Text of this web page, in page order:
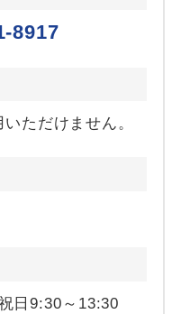
8917
ただけません。
日9:30～13:30